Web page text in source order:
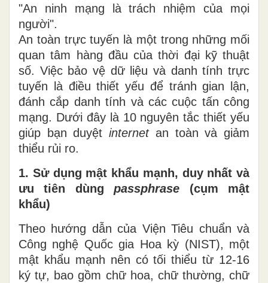
"An ninh mạng là trách nhiệm của mọi
người".
An toàn trực tuyến là một trong những mối
quan tâm hàng đầu của thời đại kỹ thuật
số. Việc bảo vệ dữ liệu và danh tính trực
tuyến là điều thiết yếu để tránh gian lận,
đánh cắp danh tính và các cuộc tấn công
mạng. Dưới đây là 10 nguyên tắc thiết yếu
giúp bạn duyệtinternetan toàn và giảm
thiểu rủi ro.
1. Sử dụng mật khẩu mạnh, duy nhất và
ưu tiên dùngpassphrase (cụm mật
khẩu)
Theo hướng dẫn của Viện Tiêu chuẩn và
Công nghệ Quốc gia Hoa kỳ (NIST), một
mật khẩu mạnh nên có tối thiểu từ 12-16
ký tự, bao gồm chữ hoa, chữ thường, chữ